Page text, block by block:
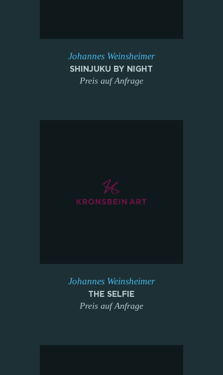
Johannes Weinsheimer
SHINJUKU BY NIGHT
Preis auf Anfrage
Johannes Weinsheimer
THE SELFIE
Preis auf Anfrage